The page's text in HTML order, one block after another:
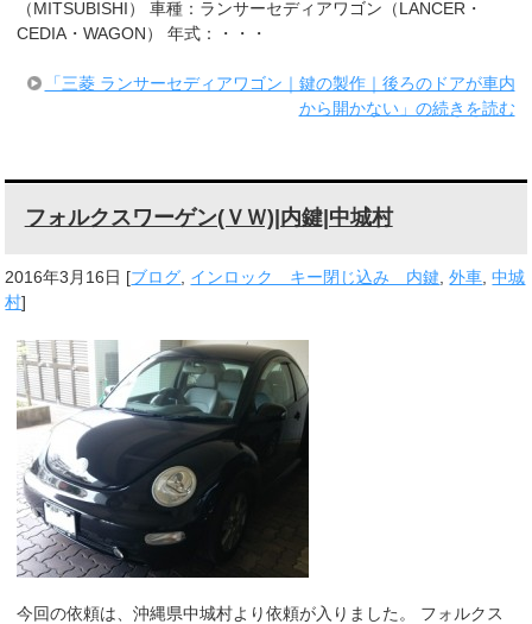
（MITSUBISHI） 車種：ランサーセディアワゴン（LANCER・
CEDIA・WAGON） 年式：・・・
「三菱 ランサーセディアワゴン｜鍵の製作｜後ろのドアが車内
から開かない」の続きを読む
フォルクスワーゲン(ＶＷ)|内鍵|中城村
2016年3月16日 [ブログ インロック キー閉じ込み 内鍵 ,外車 ,中城
村]
今回の依頼は、沖縄県中城村より依頼が入りました。 フォルクス